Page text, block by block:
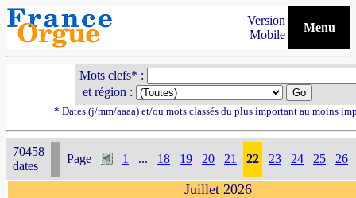
Version
Mobile
Menu
Mots clefs* :
et région :
* Dates (j/mm/aaaa) et/ou mots classés du plus important au moins
70458
dates
Page 1 ... 18 19 20 21 22 23 24 25 26
Juillet 2026